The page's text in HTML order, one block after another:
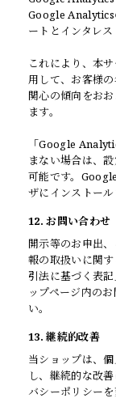
Google Analytics
ートとインタレス
これにより、本
用して、お客様
関心の傾向をお
ます。
「Google
まない場合は、
可能です。
ザにインストール
12. お問い合わせ
開示等のお申出
報の取扱いに関
引法に基づく表
ップページ内の
い。
13. 継続的改善
当ショップは、
し、継続的な改
バシーポリシーを